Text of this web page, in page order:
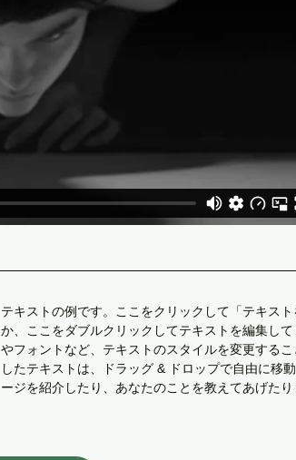
テキストの例です。ここをクリックして「テキス
か、ここをダブルクリックしてテキストを編集し
やフォントなど、テキストのスタイルを変更する
したテキストは、ドラッグ & ドロップで自由に移
ージを紹介したり、あなたのことを教えてあげたり